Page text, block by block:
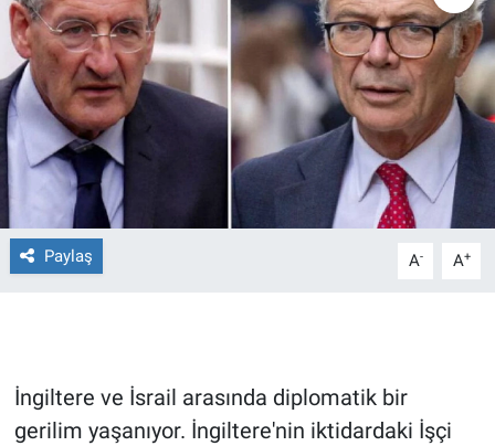
Paylaş A- A+
İngiltere ve İsrail arasında diplomatik bir
gerilim yaşanıyor. İngiltere'nin iktidardaki İşçi
Ekonomi
Forum
Gerçeğin İzinde
Gün Başlıyor
Gün Bitiyor
Günün görüntüsü